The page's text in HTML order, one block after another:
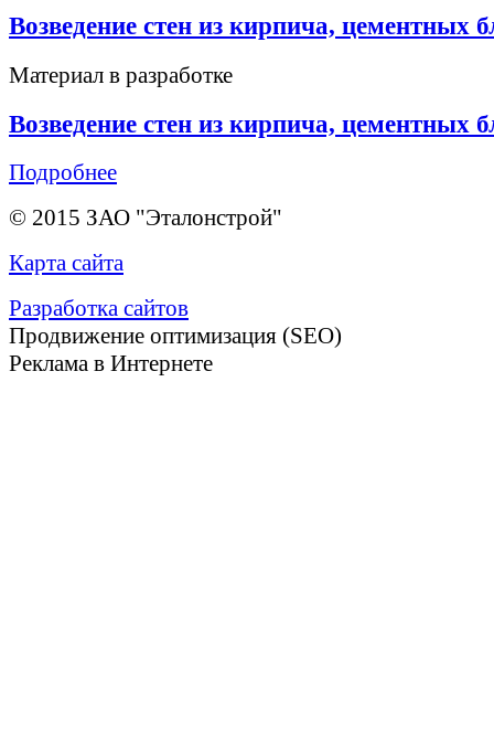
Возведение стен из кирпича, цементных
Материал в разработке
Возведение стен из кирпича, цементных
Подробнее
© 2015 ЗАО "Эталонстрой"
Карта сайта
Разработка сайтов
Продвижение оптимизация (SEO)
Реклама в Интернете